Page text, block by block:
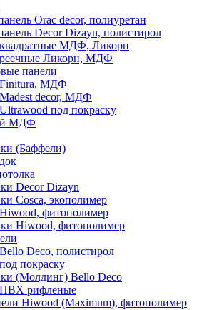
Orac decor, полиуретан
Decor Dizayn, полистирол
МДФ, Ликорн
Ликорн, МДФ
панели
Finitura, МДФ
decor, МДФ
под покраску
МДФ
(Баффели)
Decor Dizayn
Cosca, экополимер
фитополимер
Hiwood, фитополимер
Deco, полистирол
покраску
(Молдинг) Bello Deco
ПВХ рифленые
Hiwood (Maximum), фитополимер